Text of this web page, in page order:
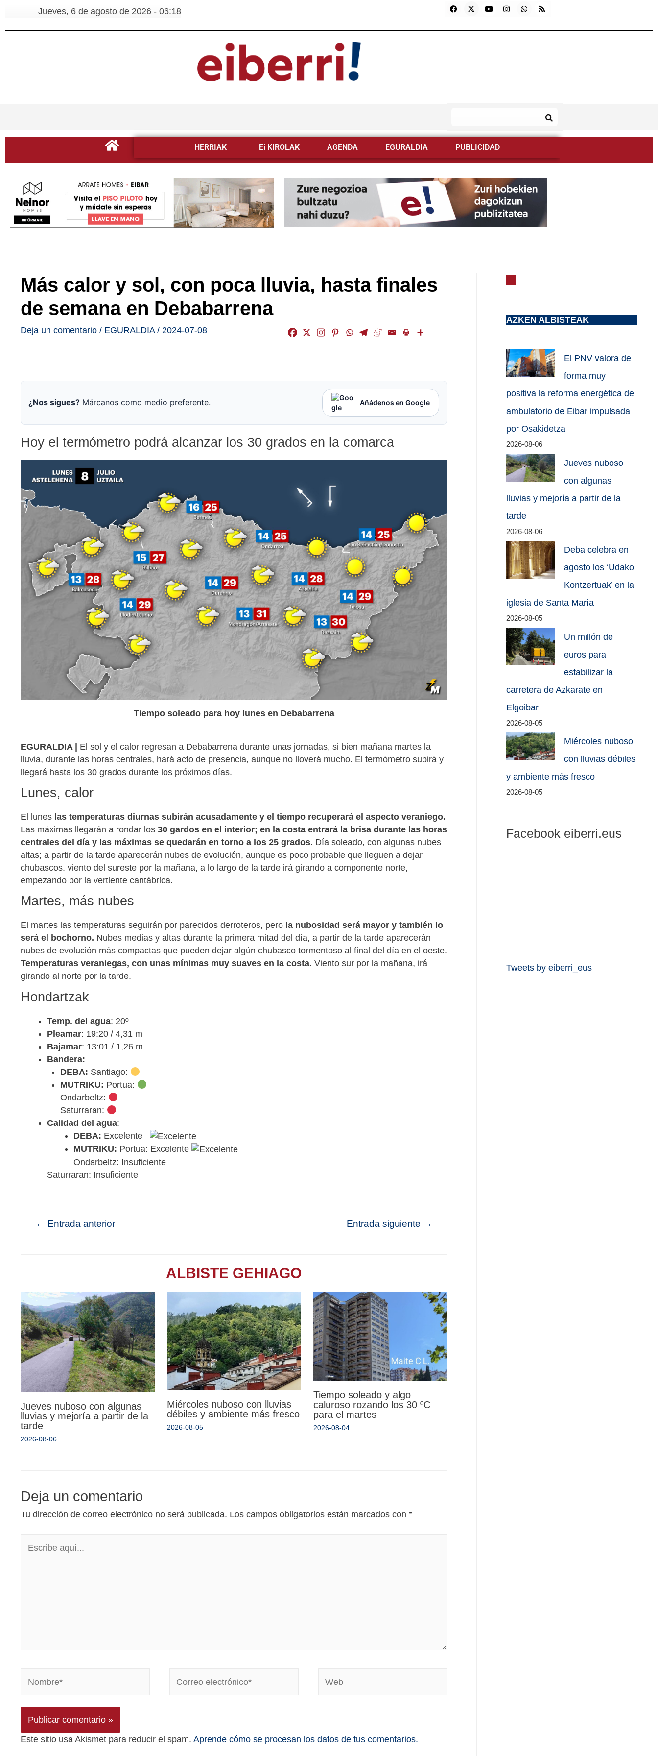
Jueves, 6 de agosto de 2026 - 06:18
HERRIAK Ei KIROLAK AGENDA EGURALDIA PUBLICIDAD
Más calor y sol, con poca lluvia, hasta finales
de semana en Debabarrena
Deja un comentario / EGURALDIA/ 2024-07-08
¿Nos sigues? Márcanos como medio preferente. Añádenos en Google
Hoy el termómetro podrá alcanzar los 30 grados en la comarca
Tiempo soleado para hoy lunes en Debabarrena
EGURALDIA | El sol y el calor regresan a Debabarrena durante unas jornadas, si bien mañana martes la
lluvia, durante las horas centrales, hará acto de presencia, aunque no lloverá mucho. El termómetro subirá y
llegará hasta los 30 grados durante los próximos días.
Lunes, calor
El lunes las temperaturas diurnas subirán acusadamente y el tiempo recuperará el aspecto veraniego.
Las máximas llegarán a rondar los 30 gardos en el interior; en la costa entrará la brisa durante las horas
centrales del día y las máximas se quedarán en torno a los 25 grados. Día soleado, con algunas nubes
altas; a partir de la tarde aparecerán nubes de evolución, aunque es poco probable que lleguen a dejar
chubascos. viento del sureste por la mañana, a lo largo de la tarde irá girando a componente norte,
empezando por la vertiente cantábrica.
Martes, más nubes
El martes las temperaturas seguirán por parecidos derroteros, pero la nubosidad será mayor y también lo
será el bochorno. Nubes medias y altas durante la primera mitad del día, a partir de la tarde aparecerán
nubes de evolución más compactas que pueden dejar algún chubasco tormentoso al final del día en el oeste.
Temperaturas veraniegas, con unas mínimas muy suaves en la costa. Viento sur por la mañana, irá
girando al norte por la tarde.
Hondartzak
Temp. del agua: 20º
Pleamar: 19:20 / 4,31 m
Bajamar: 13:01 / 1,26 m
Bandera:
DEBA: Santiago:
MUTRIKU: Portua:
Ondarbeltz:
Saturraran:
Calidad del agua:
DEBA: Excelente
MUTRIKU: Portua: Excelente
Ondarbeltz: Insuficiente
Saturraran: Insuficiente
← Entrada anterior Entrada siguiente →
ALBISTE GEHIAGO
Jueves nuboso con algunas
lluvias y mejoría a partir de la
tarde
2026-08-06
Miércoles nuboso con lluvias
débiles y ambiente más fresco
2026-08-05
Tiempo soleado y algo
caluroso rozando los 30 ºC
para el martes
2026-08-04
Deja un comentario
Tu dirección de correo electrónico no será publicada. Los campos obligatorios están marcados con *
Este sitio usa Akismet para reducir el spam. Aprende cómo se procesan los datos de tus comentarios.
AZKEN ALBISTEAK
El PNV valora de
forma muy
positiva la reforma energética del
ambulatorio de Eibar impulsada
por Osakidetza
2026-08-06
Jueves nuboso
con algunas
lluvias y mejoría a partir de la
tarde
2026-08-06
Deba celebra en
agosto los ‘Udako
Kontzertuak’ en la
iglesia de Santa María
2026-08-05
Un millón de
euros para
estabilizar la
carretera de Azkarate en
Elgoibar
2026-08-05
Miércoles nuboso
con lluvias débiles
y ambiente más fresco
2026-08-05
Facebook eiberri.eus
Tweets by eiberri_eus